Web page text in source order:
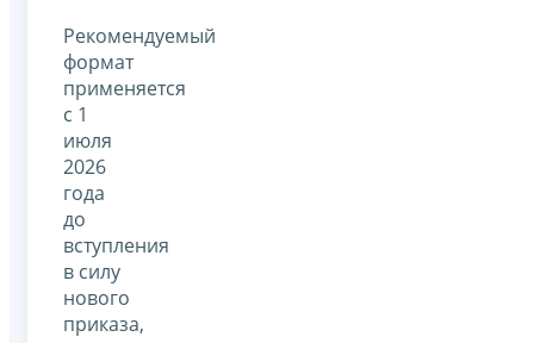
Рекомендуемый
формат
применяется
с 1
июля
2026
года
до
вступления
в силу
нового
приказа,